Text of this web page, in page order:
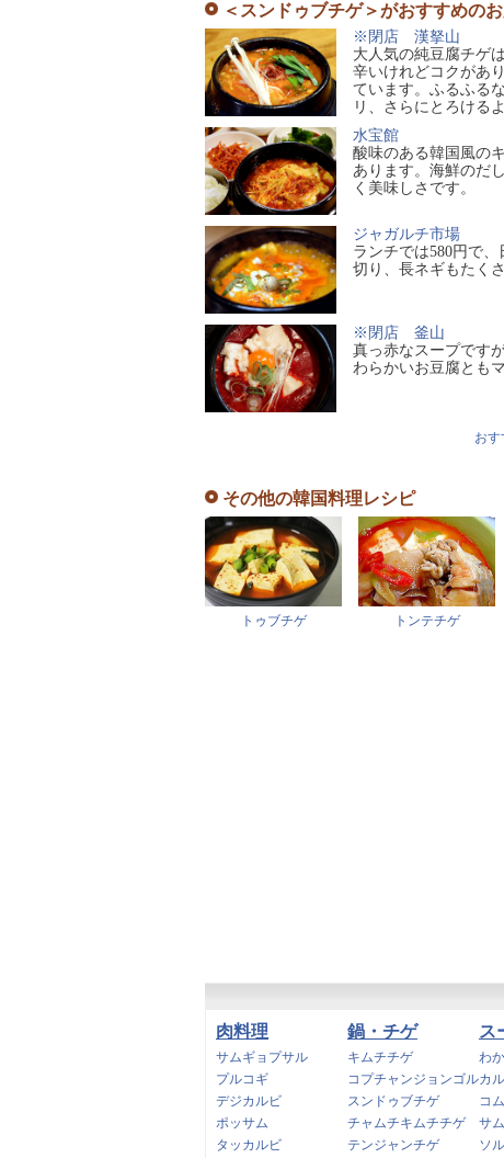
＜スンドゥブチゲ＞がおすすめの
※閉店 漢拏山
大人気の純豆腐チゲ
辛いけれどコクがあ
ています。ふるふる
リ、さらにとろける
水宝館
酸味のある韓国風の
あります。海鮮のだ
く美味しさです。
ジャガルチ市場
ランチでは580円で
切り、長ネギもたく
※閉店 釜山
真っ赤なスープです
わらかいお豆腐とも
お
その他の韓国料理レシピ
トゥブチゲ トンテチゲ
肉料理
サムギョプサル
プルコギ
デジカルビ
ポッサム
タッカルビ
鍋・チゲ
キムチチゲ
コプチャンジョンゴル
スンドゥブチゲ
チャムチキムチチゲ
テンジャンチゲ
ス
わ
カ
コ
サ
ソ